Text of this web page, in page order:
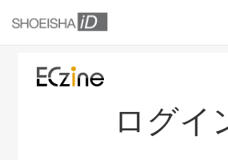
ログイ